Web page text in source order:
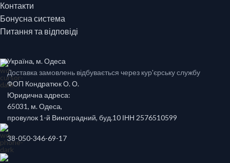
Контакти
Бонусна система
Питання та відповіді
Україна, м. Одеса
Доставка замовлень відбувається через кур'єрську службу
ФОП Кондратюк О. О.
Юридична адреса:
65031, м. Одеса,
провулок 1-й Виноградний, буд.10 ІНН 2576510599
38-050-346-69-17